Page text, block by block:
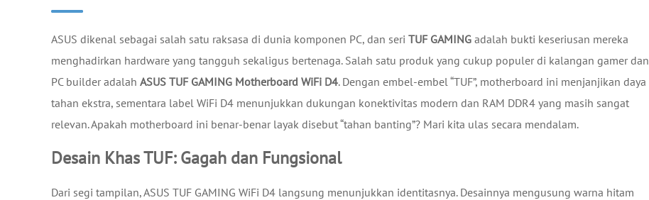
ASUS dikenal sebagai salah satu raksasa di dunia komponen PC, dan seri TUF GAMING adalah bukti keseriusan mereka
menghadirkan hardware yang tangguh sekaligus bertenaga. Salah satu produk yang cukup populer di kalangan gamer dan
PC builder adalah ASUS TUF GAMING Motherboard WiFi D4. Dengan embel-embel “TUF”, motherboard ini menjanjikan daya
tahan ekstra, sementara label WiFi D4 menunjukkan dukungan konektivitas modern dan RAM DDR4 yang masih sangat
relevan. Apakah motherboard ini benar-benar layak disebut “tahan banting”? Mari kita ulas secara mendalam.
Desain Khas TUF: Gagah dan Fungsional
Dari segi tampilan, ASUS TUF GAMING WiFi D4 langsung menunjukkan identitasnya. Desainnya mengusung warna hitam